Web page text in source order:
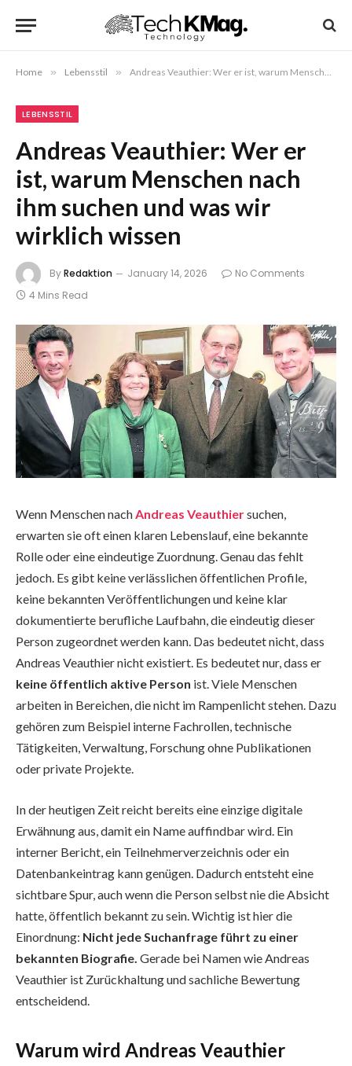
Home » Lebensstil » Andreas Veauthier: Wer er ist, warum Menschen nach ihm suchen und was wir wirklich wissen
LEBENSSTIL
Andreas Veauthier: Wer er
ist, warum Menschen nach
ihm suchen und was wir
wirklich wissen
ByRedaktion January 14, 2026
No Comments
4 Mins Read
Wenn Menschen nachAndreas Veauthiersuchen,
erwarten sie oft einen klaren Lebenslauf, eine bekannte
Rolle oder eine eindeutige Zuordnung. Genau das fehlt
jedoch. Es gibt keine verlässlichen öffentlichen Profile,
keine bekannten Veröffentlichungen und keine klar
dokumentierte berufliche Laufbahn, die eindeutig dieser
Person zugeordnet werden kann. Das bedeutet nicht, dass
Andreas Veauthier nicht existiert. Es bedeutet nur, dass er
keine öffentlich aktive Person ist. Viele Menschen
arbeiten in Bereichen, die nicht im Rampenlicht stehen. Dazu
gehören zum Beispiel interne Fachrollen, technische
Tätigkeiten, Verwaltung, Forschung ohne Publikationen
oder private Projekte.
In der heutigen Zeit reicht bereits eine einzige digitale
Erwähnung aus, damit ein Name auffindbar wird. Ein
interner Bericht, ein Teilnehmerverzeichnis oder ein
Datenbankeintrag kann genügen. Dadurch entsteht eine
sichtbare Spur, auch wenn die Person selbst nie die Absicht
hatte, öffentlich bekannt zu sein. Wichtig ist hier die
Einordnung: Nicht jede Suchanfrage führt zu einer
bekannten Biografie. Gerade bei Namen wie Andreas
Veauthier ist Zurückhaltung und sachliche Bewertung
entscheidend.
Warum wird Andreas Veauthier